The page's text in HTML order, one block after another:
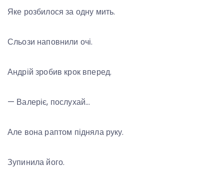
Яке розбилося за одну мить.
Сльози наповнили очі.
Андрій зробив крок вперед.
— Валеріє, послухай…
Але вона раптом підняла руку.
Зупинила його.